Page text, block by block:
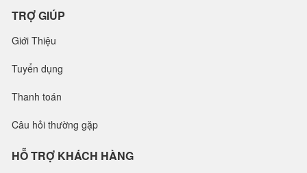
TRỢ GIÚP
Giới Thiệu
Tuyển dụng
Thanh toán
Câu hỏi thường gặp
HỖ TRỢ KHÁCH HÀNG